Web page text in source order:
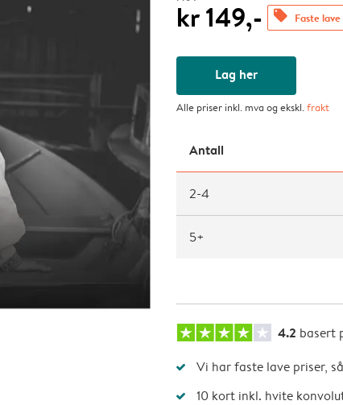
kr 149,- offers Faste
Lag her
Alle priser inkl. mva og ekskl.frakt
Antall
2-4
5+
4.2 basert
Vi har faste lave priser,
10 kort inkl. hvite